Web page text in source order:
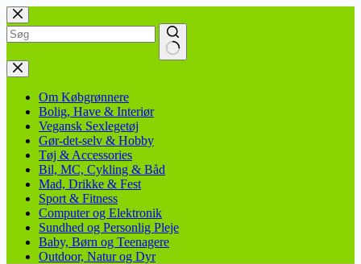
Fortsæt
til
indhold
Ingen
resultater
Om Købgrønnere
Bolig, Have & Interiør
Vegansk Sexlegetøj
Gør-det-selv & Hobby
Tøj & Accessories
Bil, MC, Cykling & Båd
Mad, Drikke & Fest
Sport & Fitness
Computer og Elektronik
Sundhed og Personlig Pleje
Baby, Børn og Teenagere
Outdoor, Natur og Dyr